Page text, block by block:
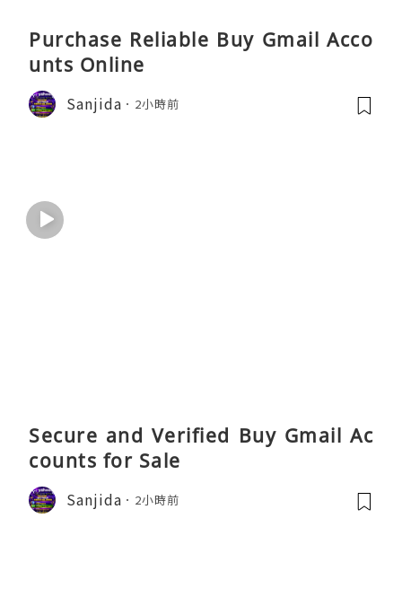
Purchase Reliable Buy Gmail Acco
unts Online
Sanjida 2小時前
Secure and Verified Buy Gmail Ac
counts for Sale
Sanjida 2小時前